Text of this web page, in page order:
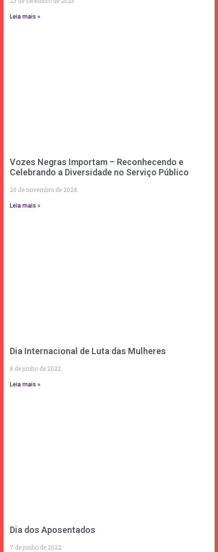
Leia mais »
Vozes Negras Importam – Reconhecendo e
Celebrando a Diversidade no Serviço Público
20 de novembro de 2024
Leia mais »
Dia Internacional de Luta das Mulheres
8 de junho de 2022
Leia mais »
Dia dos Aposentados
7 de junho de 2022